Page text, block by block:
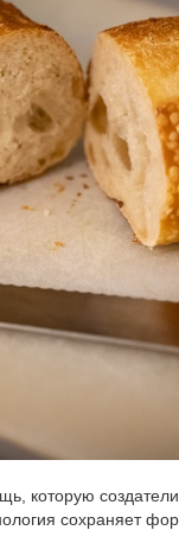
которую
сохраняет